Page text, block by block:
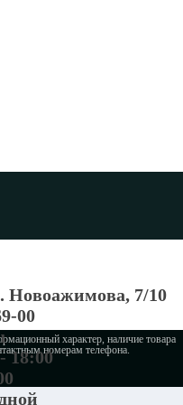
Новоажимова, 7/10
00
18:00
© Группа компаний «Крепежи»
характер, наличие товара
номерам телефона.